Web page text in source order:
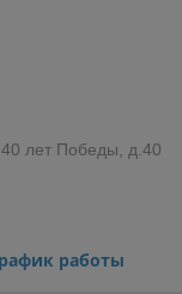
лет Победы, д.40
работы